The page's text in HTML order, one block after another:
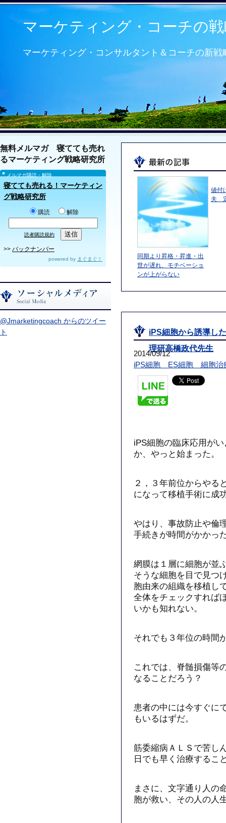
マーケティング・コーチの
マーケティング・コンサルタント＆コーチの新戦
無料メルマガ 寝てても売れ
るマーケティング戦略研究所
メルマガ購読・解除
寝てても売れる！マーケティン
グ戦略研究所
購読 解除
読者購読規約
>> バックナンバー
powered by まぐまぐ！
@Jmarketingcoach からのツイー
ト
同期より昇格・昇進・出
世が遅れ、モチベーショ
ンが上がらない
値付
夫
iPS細胞から誘導し
理研高橋政代先生
2014/09/12
iPS細胞 ES細胞 細胞
iPS細胞の臨床応用が
か、やっと始まった。
２，３年前位からやる
になって移植手術に成
やはり、事故防止や倫
手続きが時間がかかっ
網膜は１層に細胞が並
そうな細胞を目で見つ
胞由来の組織を移植し
全体をチェックすれば
いかも知れない。
それでも３年位の時間
これでは、脊髄損傷等
なることだろう？
患者の中には今すぐに
もいるはずだ。
筋委縮病ＡＬＳで苦し
日でも早く治療するこ
まさに、文字通り人の
胞が救い、その人の人